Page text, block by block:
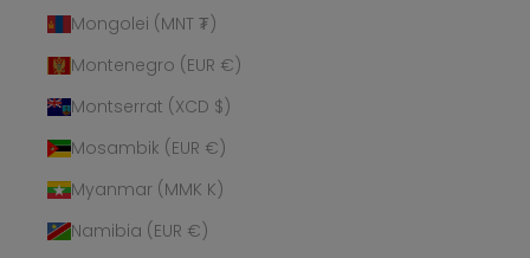
Mongolei (MNT ₮)
Montenegro (EUR €)
Montserrat (XCD $)
Mosambik (EUR €)
Myanmar (MMK K)
Namibia (EUR €)